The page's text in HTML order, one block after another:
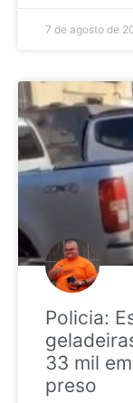
7 de agosto de
Policia:
33 mil
preso